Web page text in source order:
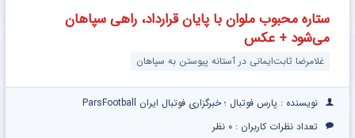
کننده
خانگی
بفروشش
ستاره محبوب ملوان با پایان قرارداد، راهی سپاهان
می‌شود + عکس
غلامرضا ثابت‌ایمانی در آستانه پیوستن به سپاهان
نویسنده : پارس فوتبال ؛ خبرگزاری فوتبال ایران ParsFootball
تعداد نظرات کاربران : ۰ نظر